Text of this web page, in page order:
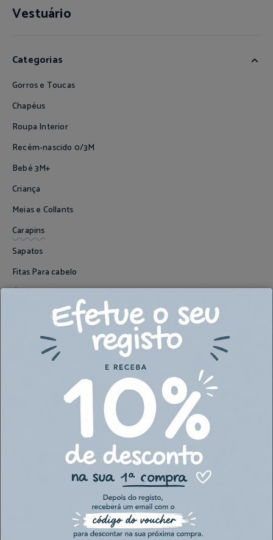
Vestuário
Categorias
Gorros e Toucas
Chapéus
Roupa Interior
Recém-nascido 0/3M
Bebé 3M+
Criança
Meias e Collants
Carapins
Sapatos
Fitas Para cabelo
Colares e Pulseiras
Porta Chupeta
QUALIDADE, SEGURANÇA E INOVAÇÃO
As nossas marcas